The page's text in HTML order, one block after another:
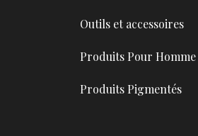
Outils et accessoires
Produits Pour Homme
Produits Pigmentés